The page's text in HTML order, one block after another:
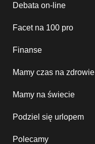
Debata on-line
Facet na 100 pro
Finanse
Mamy czas na zdrowie
Mamy na świecie
Podziel się urlopem
Polecamy